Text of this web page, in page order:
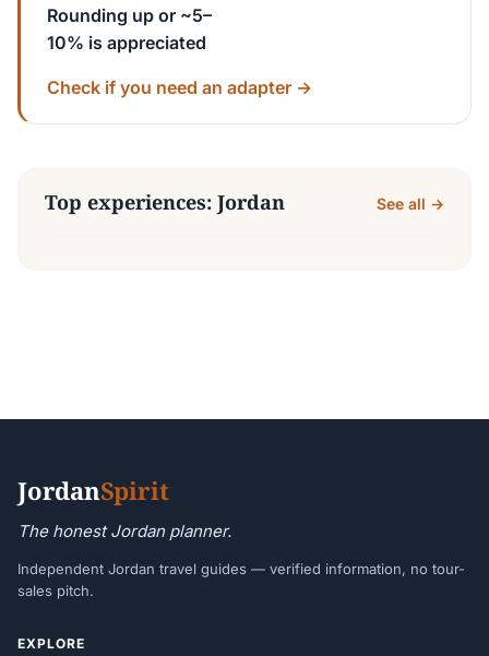
Rounding up or ~5–
10% is appreciated
Check if you need an adapter →
Top experiences: Jordan See all →
JordanSpirit
The honest Jordan planner.
Independent Jordan travel guides — verified information, no tour-
sales pitch.
EXPLORE